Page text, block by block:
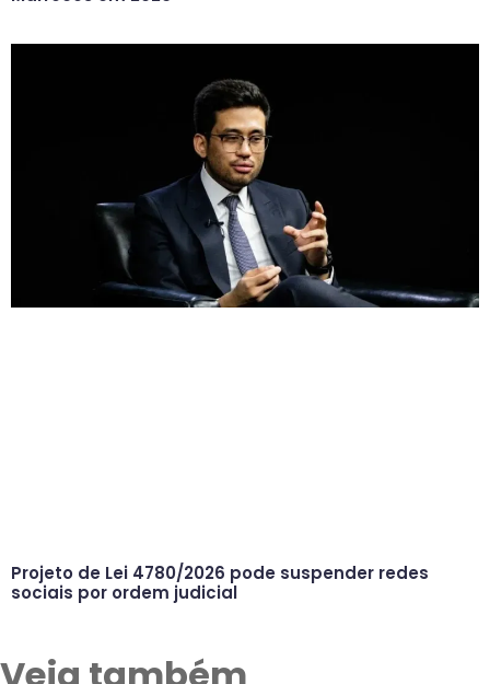
Projeto de Lei 4780/2026 pode suspender redes
sociais por ordem judicial